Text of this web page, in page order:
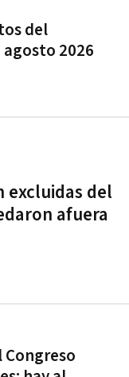
del
2026
excluidas del
afuera